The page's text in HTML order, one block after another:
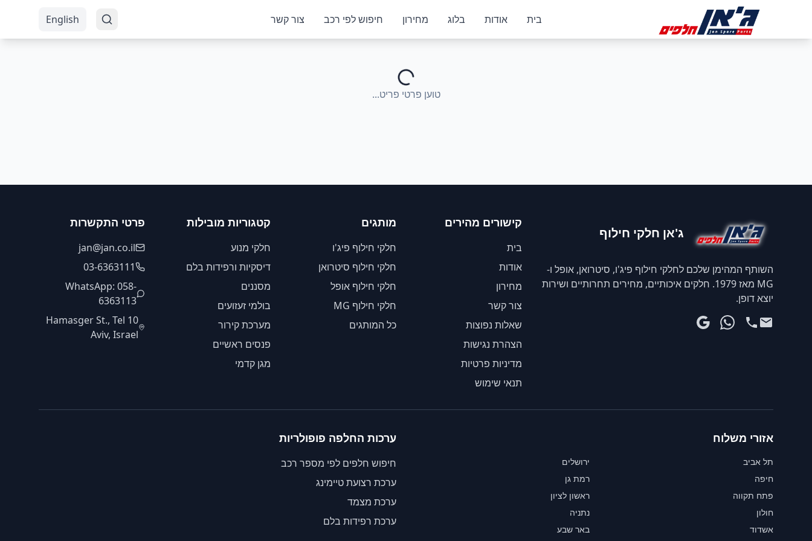
בית
אודות בלוג מחירון חיפוש לפי רכב צור קשר English
טוען פרטי פריט...
ג'אן חלקי חילוף
השותף המהימן שלכם לחלקי חילוף פיג'ו, סיטרואן, אופל ו-
MG מאז 1979. חלקים איכותיים, מחירים תחרותיים ושירות
יוצא דופן.
קישורים מהירים
בית
אודות
מחירון
צור קשר
שאלות נפוצות
הצהרת נגישות
מדיניות פרטיות
תנאי שימוש
מותגים
חלקי חילוף פיג'ו
חלקי חילוף סיטרואן
חלקי חילוף אופל
חלקי חילוף MG
כל המותגים
קטגוריות מובילות
חלקי מנוע
דיסקיות ורפידות בלם
מסננים
בולמי זעזועים
מערכת קירור
פנסים ראשיים
מגן קדמי
פרטי התקשרות
jan@jan.co.il
03-6363111
WhatsApp: 058-
6363113
10 Hamasger St., Tel
Aviv, Israel
אזורי משלוח
תל אביב
ירושלים
חיפה
רמת גן
פתח תקווה
ראשון לציון
חולון
נתניה
אשדוד
באר שבע
ערכות החלפה פופולריות
חיפוש חלפים לפי מספר רכב
ערכת רצועת טיימינג
ערכת מצמד
ערכת רפידות בלם